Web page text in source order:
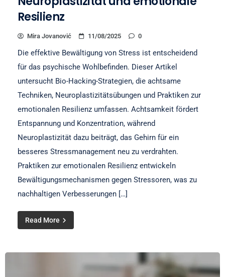
Resilienz
Mira Jovanović 11/08/2025 0
Die effektive Bewältigung von Stress ist entscheidend
für das psychische Wohlbefinden. Dieser Artikel
untersucht Bio-Hacking-Strategien, die achtsame
Techniken, Neuroplastizitätsübungen und Praktiken zur
emotionalen Resilienz umfassen. Achtsamkeit fördert
Entspannung und Konzentration, während
Neuroplastizität dazu beiträgt, das Gehirn für ein
besseres Stressmanagement neu zu verdrahten.
Praktiken zur emotionalen Resilienz entwickeln
Bewältigungsmechanismen gegen Stressoren, was zu
nachhaltigen Verbesserungen […]
Read More